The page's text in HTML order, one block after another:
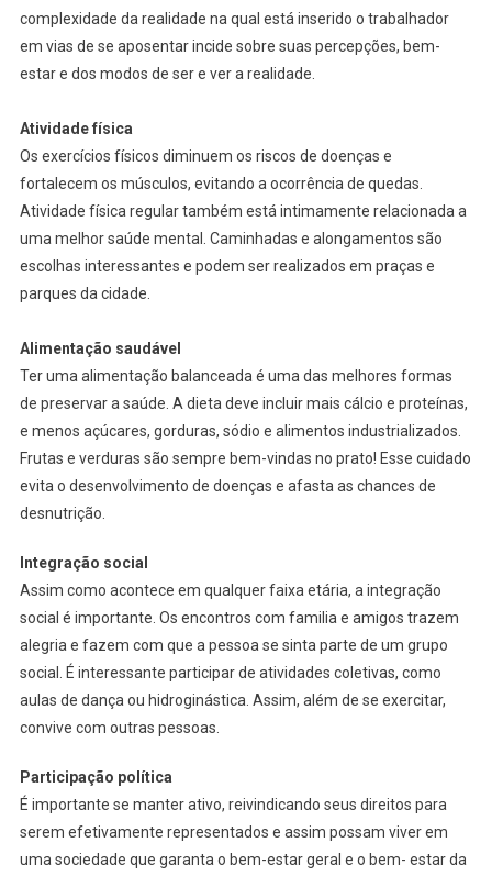
complexidade da realidade na qual está inserido o trabalhador
em vias de se aposentar incide sobre suas percepções, bem-
estar e dos modos de ser e ver a realidade.
Atividade física
Os exercícios físicos diminuem os riscos de doenças e
fortalecem os músculos, evitando a ocorrência de quedas.
Atividade física regular também está intimamente relacionada a
uma melhor saúde mental. Caminhadas e alongamentos são
escolhas interessantes e podem ser realizados em praças e
parques da cidade.
Alimentação saudável
Ter uma alimentação balanceada é uma das melhores formas
de preservar a saúde. A dieta deve incluir mais cálcio e proteínas,
e menos açúcares, gorduras, sódio e alimentos industrializados.
Frutas e verduras são sempre bem-vindas no prato! Esse cuidado
evita o desenvolvimento de doenças e afasta as chances de
desnutrição.
Integração social
Assim como acontece em qualquer faixa etária, a integração
social é importante. Os encontros com familia e amigos trazem
alegria e fazem com que a pessoa se sinta parte de um grupo
social. É interessante participar de atividades coletivas, como
aulas de dança ou hidroginástica. Assim, além de se exercitar,
convive com outras pessoas.
Participação política
É importante se manter ativo, reivindicando seus direitos para
serem efetivamente representados e assim possam viver em
uma sociedade que garanta o bem-estar geral e o bem- estar da